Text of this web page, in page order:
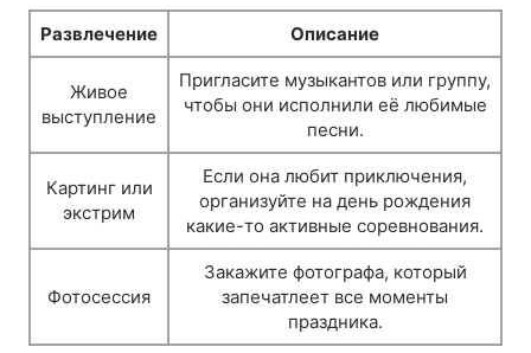
Развлечение Описание
Живое
выступление
Пригласите музыкантов или группу,
чтобы они исполнили её любимые
песни.
Картинг или
экстрим
Если она любит приключения,
организуйте на день рождения
какие-то активные соревнования.
Фотосессия
Закажите фотографа, который
запечатлеет все моменты
праздника.